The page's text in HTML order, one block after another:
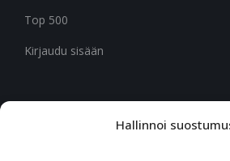
Hallinnoi
Top 500
Kirjaudu sisään
CITYMARK SUOMI